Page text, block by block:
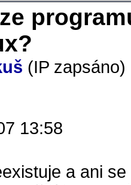
(IP zapsáno)
13:58
a ani